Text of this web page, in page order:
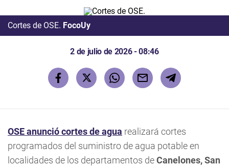
Cortes de OSE. FocoUy
2 de julio de 2026 - 08:46
OSEanunciócortes de agua realizará cortes
programados del suministro de agua potable en
localidades de los departamentos deCanelones, San